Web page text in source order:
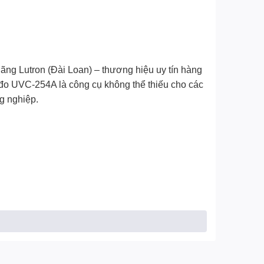
Lutron (Đài Loan) – thương hiệu uy tín hàng
UVC-254A là công cụ không thể thiếu cho các
nghiệp.